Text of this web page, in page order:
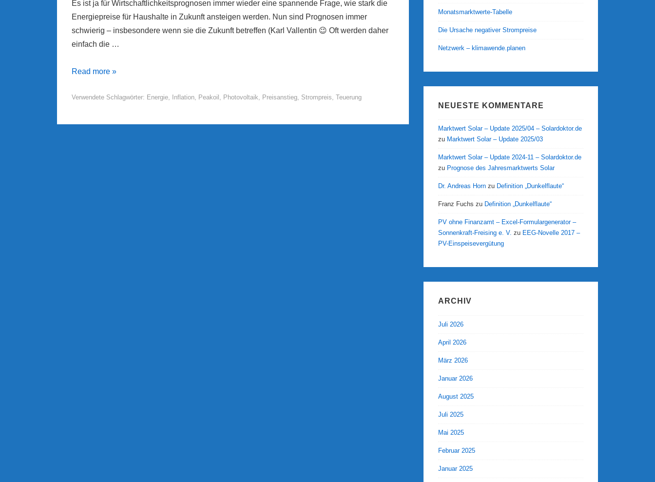
Es ist ja für Wirtschaftlichkeitsprognosen immer wieder eine spannende Frage, wie stark die
Energiepreise für Haushalte in Zukunft ansteigen werden. Nun sind Prognosen immer
schwierig – insbesondere wenn sie die Zukunft betreffen (Karl Vallentin 😉 Oft werden daher
einfach die …
Energiepreisanstieg
Haushalte
bis
Read more »
Verwendete Schlagwörter: Energie, Inflation, Peakoil , Photovoltaik, Preisanstieg, Strompreis, Teuerung
Monatsmarktwerte-Tabelle
Die Ursache negativer Strompreise
Netzwerk – klimawende.planen
NEUESTE KOMMENTARE
Marktwert Solar – Update 2025/04 – Solardoktor.de
zu Marktwert Solar – Update 2025/03
Marktwert Solar – Update 2024-11 – Solardoktor.de
zu Prognose des Jahresmarktwerts Solar
Dr. Andreas Horn zu Definition „Dunkelflaute“
Franz Fuchs zu Definition „Dunkelflaute“
PV ohne Finanzamt – Excel-Formulargenerator –
Sonnenkraft-Freising e. V. zu EEG-Novelle 2017 –
PV-Einspeisevergütung
ARCHIV
Juli 2026
April 2026
März 2026
Januar 2026
August 2025
Juli 2025
Mai 2025
Februar 2025
Januar 2025